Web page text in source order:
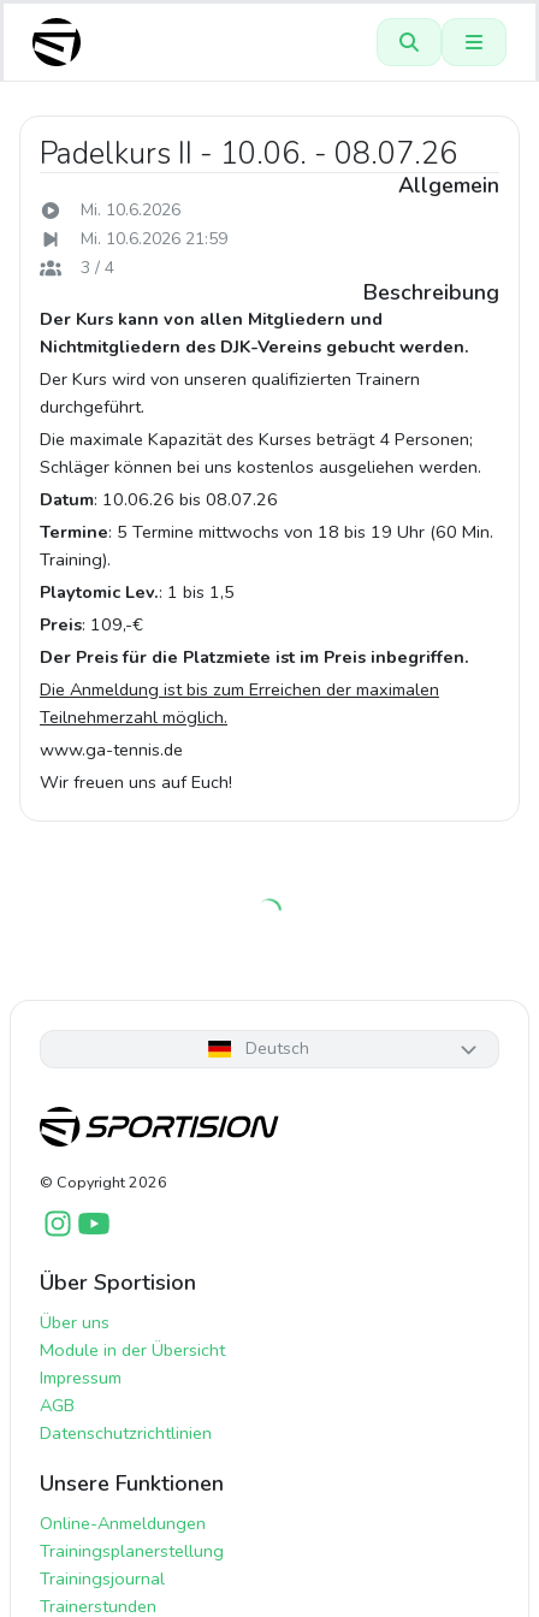
Padelkurs II - 10.06. - 08.07.26
Allgemein
Mi. 10.6.2026
Mi. 10.6.2026 21:59
3 / 4
Beschreibung
Der Kurs kann von allen Mitgliedern und
Nichtmitgliedern des DJK-Vereins gebucht werden.
Der Kurs wird von unseren qualifizierten Trainern
durchgeführt.
Die maximale Kapazität des Kurses beträgt 4 Personen;
Schläger können bei uns kostenlos ausgeliehen werden.
Datum: 10.06.26 bis 08.07.26
Termine: 5 Termine mittwochs von 18 bis 19 Uhr (60 Min.
Training).
Playtomic Lev.: 1 bis 1,5
Preis: 109,-€
Der Preis für die Platzmiete ist im Preis inbegriffen.
Die Anmeldung ist bis zum Erreichen der maximalen
Teilnehmerzahl möglich.
www.ga-tennis.de
Wir freuen uns auf Euch!
Deutsch
© Copyright2026
Über Sportision
Über uns
Module in der Übersicht
Impressum
AGB
Datenschutzrichtlinien
Unsere Funktionen
Online-Anmeldungen
Trainingsplanerstellung
Trainingsjournal
Trainerstunden